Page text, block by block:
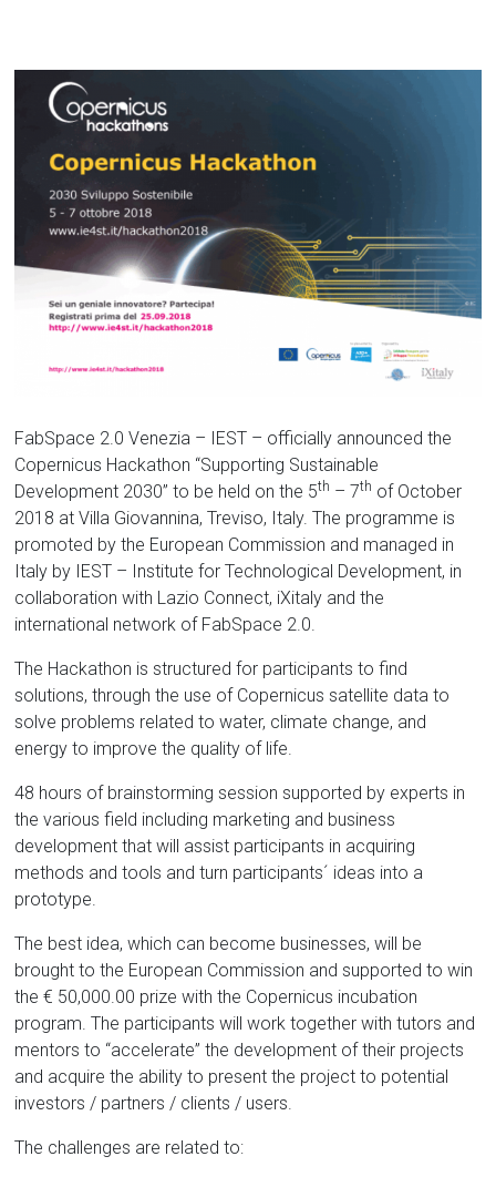
FabSpace 2.0 Venezia – IEST – officially announced the
Copernicus Hackathon “Supporting Sustainable
Development 2030” to be held on the 5th – 7th of October
2018 at Villa Giovannina, Treviso, Italy. The programme is
promoted by the European Commission and managed in
Italy by IEST – Institute for Technological Development, in
collaboration with Lazio Connect, iXitaly and the
international network of FabSpace 2.0.
The Hackathon is structured for participants to find
solutions, through the use of Copernicus satellite data to
solve problems related to water, climate change, and
energy to improve the quality of life.
48 hours of brainstorming session supported by experts in
the various field including marketing and business
development that will assist participants in acquiring
methods and tools and turn participants´ ideas into a
prototype.
The best idea, which can become businesses, will be
brought to the European Commission and supported to win
the € 50,000.00 prize with the Copernicus incubation
program. The participants will work together with tutors and
mentors to “accelerate” the development of their projects
and acquire the ability to present the project to potential
investors / partners / clients / users.
The challenges are related to: